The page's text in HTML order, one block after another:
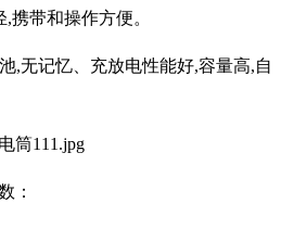
,携带和操作方便。
,无记忆、充放电性能好,容量高,自
：